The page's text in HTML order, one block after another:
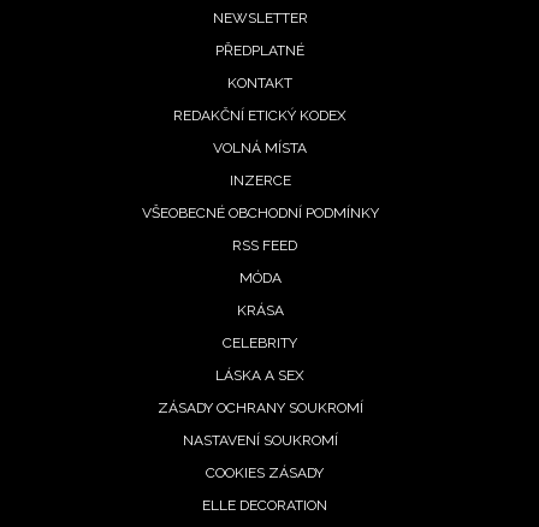
NEWSLETTER
PŘEDPLATNÉ
KONTAKT
REDAKČNÍ ETICKÝ KODEX
VOLNÁ MÍSTA
INZERCE
VŠEOBECNÉ OBCHODNÍ PODMÍNKY
RSS FEED
MÓDA
KRÁSA
CELEBRITY
LÁSKA A SEX
ZÁSADY OCHRANY SOUKROMÍ
NASTAVENÍ SOUKROMÍ
COOKIES ZÁSADY
ELLE DECORATION